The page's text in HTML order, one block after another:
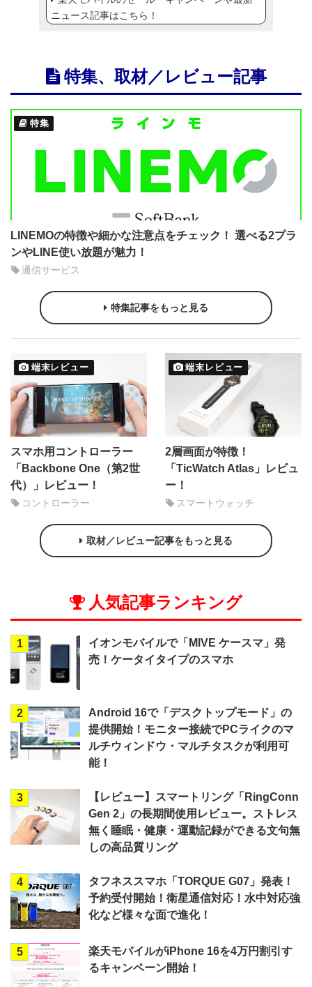
ニュース記事はこちら！
特集、取材／レビュー記事
特集
LINEMOの特徴や細かな注意点をチェック！ 選べる2プラ
ンやLINE使い放題が魅力！
通信サービス
特集記事をもっと見る
端末レビュー
スマホ用コントローラー
「Backbone One（第2世
代）」レビュー！
コントローラー
端末レビュー
2層画面が特徴！
「TicWatch Atlas」レビュ
ー！
スマートウォッチ
取材／レビュー記事をもっと見る
人気記事ランキング
1
イオンモバイルで「MIVE ケースマ」発
売！ケータイタイプのスマホ
2
Android 16で「デスクトップモード」の
提供開始！モニター接続でPCライクのマ
ルチウィンドウ・マルチタスクが利用可
能！
3
【レビュー】スマートリング「RingConn
Gen 2」の長期間使用レビュー。ストレス
無く睡眠・健康・運動記録ができる文句無
しの高品質リング
4
タフネススマホ「TORQUE G07」発表！
予約受付開始！衛星通信対応！水中対応強
化など様々な面で進化！
5
楽天モバイルがiPhone 16を4万円割引す
るキャンペーン開始！